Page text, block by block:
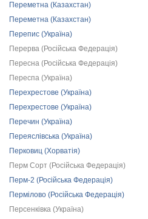
Переметна (Казахстан)
Переметна (Казахстан)
Перепис (Україна)
Перерва (Російська Федерація)
Пересна (Російська Федерація)
Переспа (Україна)
Перехрестове (Україна)
Перехрестове (Україна)
Перечин (Україна)
Переяслівська (Україна)
Перковиц (Хорватія)
Перм Сорт (Російська Федерація)
Перм-2 (Російська Федерація)
Пермілово (Російська Федерація)
Персенківка (Україна)